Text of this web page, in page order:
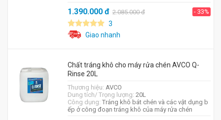
1.390.000đ 2.085.000đ - 33%
3
Giao nhanh
Chất tráng khô cho máy rửa chén AVCO Q-
Rinse 20L
Thương hiệu: AVCO
Dung tích/ Trọng lượng: 20L
Công dụng: Tráng khô bát chén và các vật dụng b
ếp ở công đoạn tráng khô của máy rửa chén